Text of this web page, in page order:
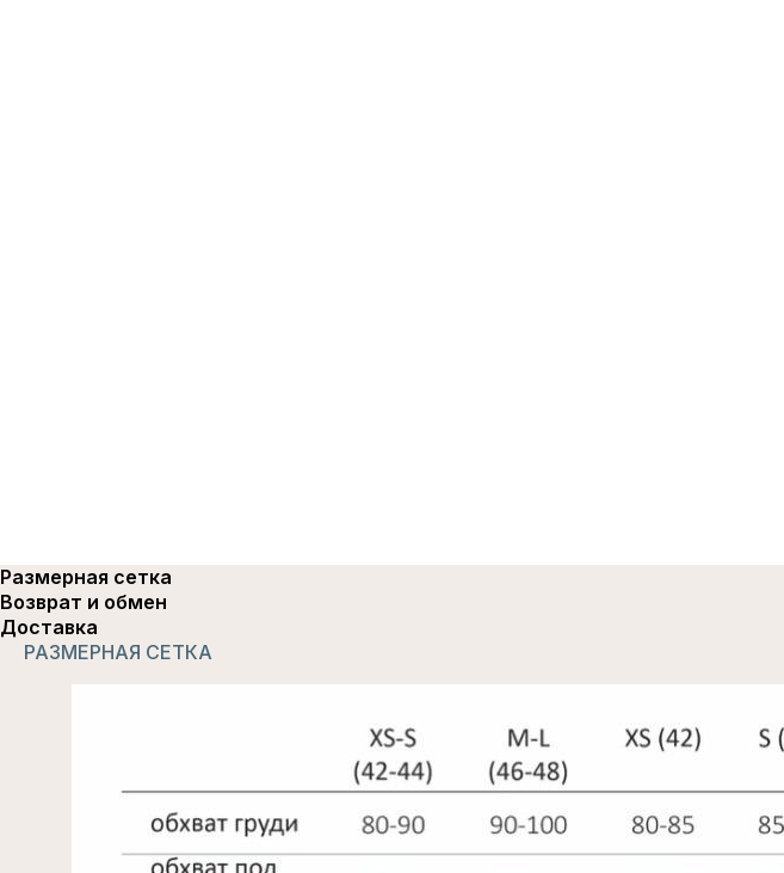
Размерная сетка
Возврат и обмен
Доставка
РАЗМЕРНАЯ СЕТКА